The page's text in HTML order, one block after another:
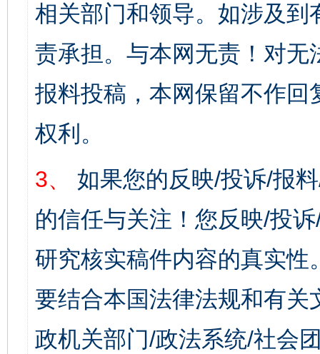
相关部门和领导。如涉及
责承担。与本网无责！对
报料投稿，本网保留不作
权利。
3、
如果您的反映/投诉/报
的信任与关注！您反映/投
研究核实稿件内容的真实
要结合本国法律法规和有关
政机关部门/政法系统/社会